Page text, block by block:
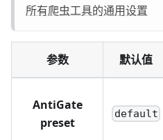
所有爬虫工具的通用设置
参数 默认值
AntiGate
preset
default